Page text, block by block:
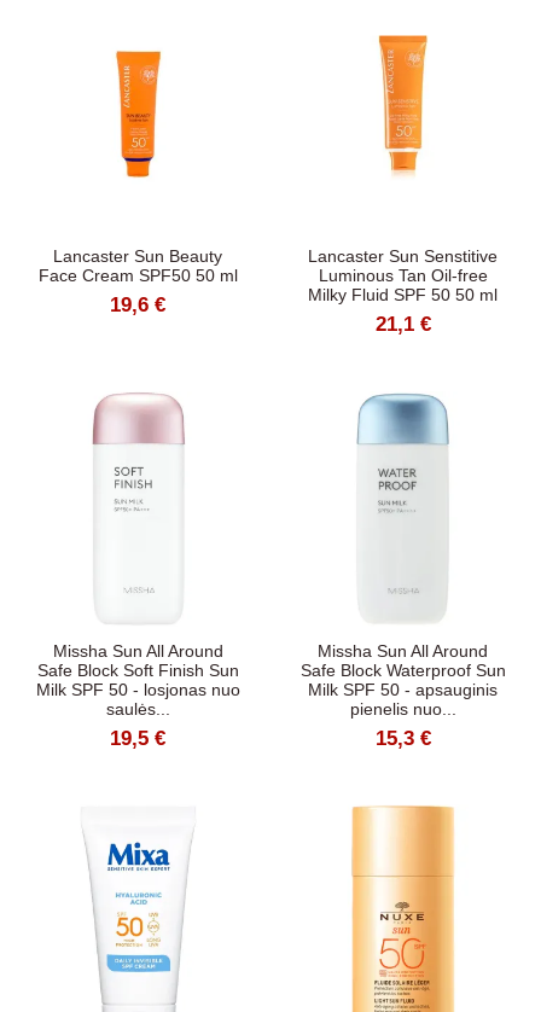
Lancaster Sun Beauty
Face Cream SPF50 50 ml
19,6 €
Lancaster Sun Senstitive
Luminous Tan Oil-free
Milky Fluid SPF 50 50 ml
21,1 €
Missha Sun All Around
Safe Block Soft Finish Sun
Milk SPF 50 - losjonas nuo
saulės...
19,5 €
Missha Sun All Around
Safe Block Waterproof Sun
Milk SPF 50 - apsauginis
pienelis nuo...
15,3 €